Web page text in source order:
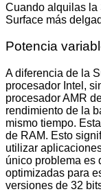
Cuando alquilas la
Surface más
Potencia
A diferencia de la
procesador Intel,
procesador AMR
rendimiento de la
mismo tiempo.
de RAM. Esto
utilizar
único problema es
optimizadas para
versiones de 32